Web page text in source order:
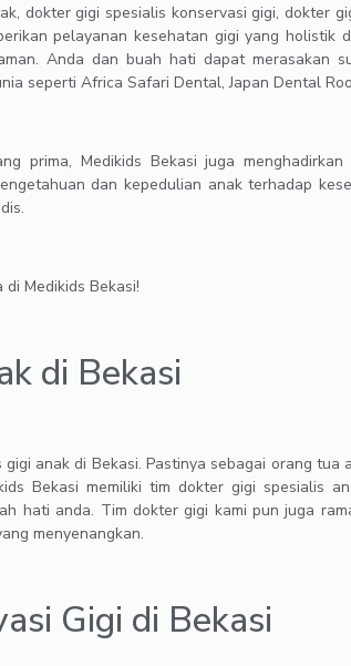
dokter gigi spesialis konservasi gigi, dokter
pelayanan kesehatan gigi yang holistik
Anda dan buah hati dapat merasakan
seperti Africa Safari Dental, Japan Dental
prima, Medikids Bekasi juga
dan kepedulian anak terhadap
Medikids Bekasi!
di Bekasi
anak di Bekasi. Pastinya sebagai orang tua
Bekasi memiliki tim dokter gigi spesialis
hati anda. Tim dokter gigi kami pun juga
menyenangkan.
Gigi di Bekasi